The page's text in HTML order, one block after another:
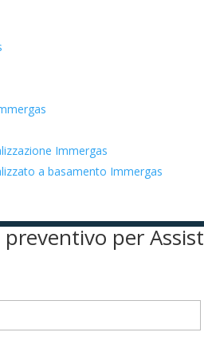
Immergas
a basamento Immergas
preventivo per